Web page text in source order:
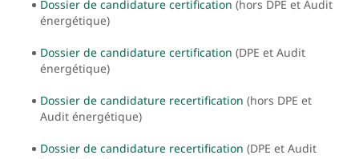
Dossier de candidature certification (hors DPE et Audit
énergétique)
Dossier de candidature certification (DPE et Audit
énergétique)
Dossier de candidature recertification (hors DPE et
Audit énergétique)
Dossier de candidature recertification (DPE et Audit